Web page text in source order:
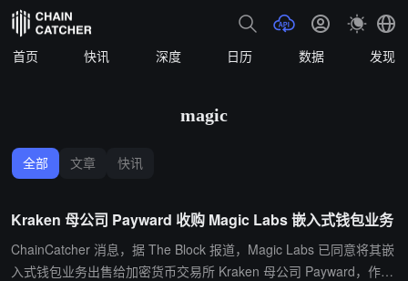
首页 快讯 深度 日历 数据 发现
magic
全部 文章 快讯
Kraken 母公司 Payward 收购 Magic Labs 嵌入式钱包业务
ChainCatcher 消息，据 The Block 报道，Magic Labs 已同意将其嵌
入式钱包业务出售给加密货币交易所 Kraken 母公司 Payward，作为